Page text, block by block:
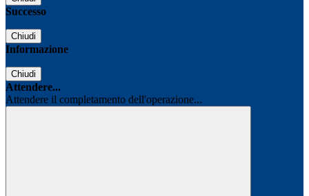
Successo
Chiudi
Informazione
Chiudi
Attendere...
Attendere il completamento dell'operazione...